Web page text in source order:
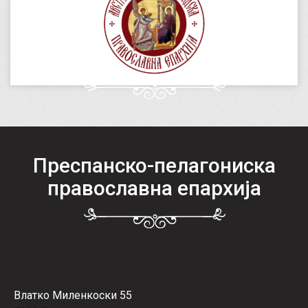
Преспанско-пелагониска
православна епархија
Влатко Миленкоски 55